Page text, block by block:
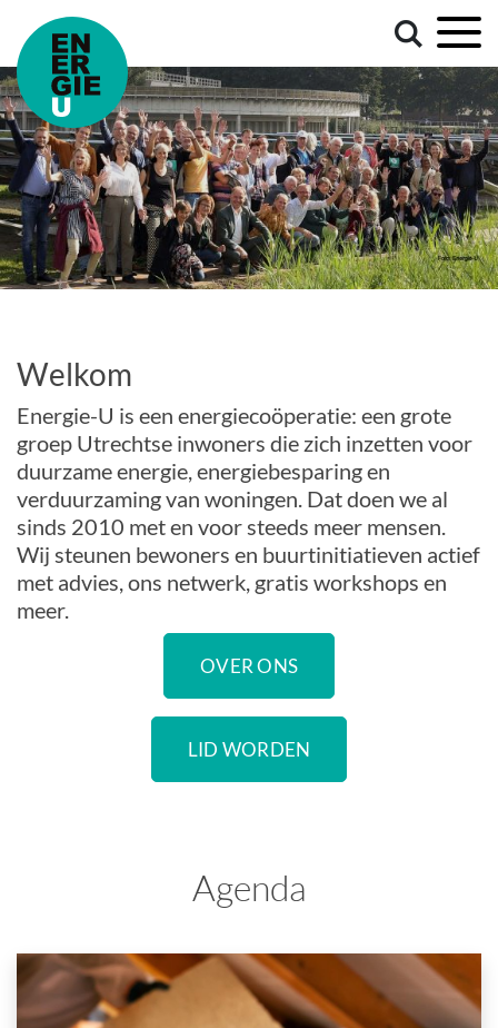
Welkom
Energie-U is een energiecoöperatie: een grote
groep Utrechtse inwoners die zich inzetten voor
duurzame energie, energiebesparing en
verduurzaming van woningen. Dat doen we al
sinds 2010 met en voor steeds meer mensen.
Wij steunen bewoners en buurtinitiatieven actief
met advies, ons netwerk, gratis workshops en
meer.
OVER ONS
LID WORDEN
Agenda